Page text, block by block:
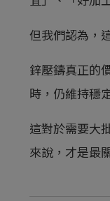
但我們認為，
鋅壓鑄真正的
時，仍維持穩
這對於需要大
來說，才是最